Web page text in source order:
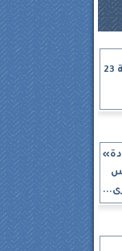
سعر الذهب اليوم الجمعة 23